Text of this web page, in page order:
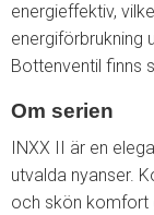
energieffektiv,
energiförbrukning
Bottenventil finns
Om serien
INXX II är en
utvalda nyanser.
och skön komfort